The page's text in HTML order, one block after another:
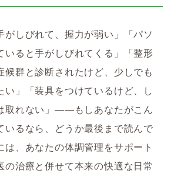
がしびれて、握力が弱い」「パソ
いると手がしびれてくる」「整形
候群と診断されたけど、少しでも
い」「装具をつけているけど、し
取れない」――もしあなたがこん
いるなら、どうか最後まで読んで
は、あなたの体調管理をサポート
の治療と併せて本来の快適な日常